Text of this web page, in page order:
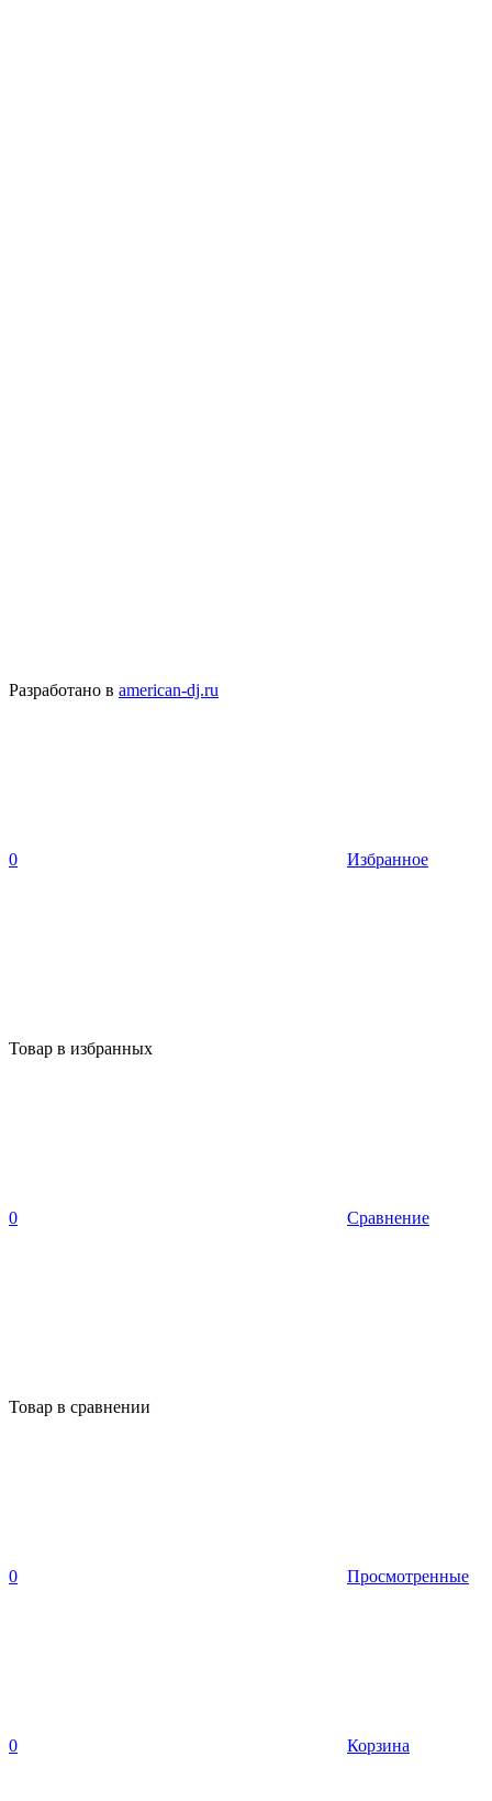
Разработано в american-dj.ru
0 Избранное
Товар в избранных
0 Сравнение
Товар в сравнении
0 Просмотренные
0 Корзина